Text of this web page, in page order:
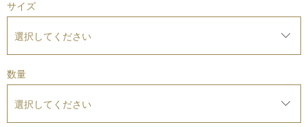
サイズ
数量